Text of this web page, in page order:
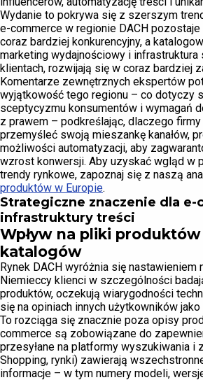
Wydanie to pokrywa się z szerszym
e-commerce w regionie DACH
coraz bardziej konkurencyjny, a
marketing wydajnościowy i infrastruktura
klientach, rozwijają się w coraz bardziej
Komentarze zewnętrznych ekspertów
wyjątkowość tego regionu – co dotyczy
sceptycyzmu konsumentów i wymagań
z prawem – podkreślając, dlaczego
przemyśleć swoją mieszankę kanałów,
możliwości automatyzacji, aby
wzrost konwersji. Aby uzyskać wgląd w
trendy rynkowe, zapoznaj się z naszą
produktów w Europie.
Strategiczne znaczenie dla e-
infrastruktury treści
Wpływ na pliki
katalogów
Rynek DACH wyróżnia się nastawieniem
Niemieccy klienci w szczególności
produktów, oczekują wiarygodności
się na opiniach innych użytkowników
To rozciąga się znacznie poza opisy
commerce są zobowiązane do
przesyłane na platformy wyszukiwania i
Shopping, rynki) zawierają
informacje – w tym numery modeli,